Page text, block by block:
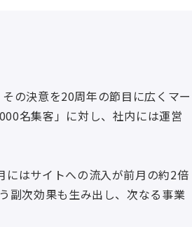
の決意を20周年の節目に広くマー
名集客」に対し、社内には運営
はサイトへの流入が前月の約2倍
副次効果も生み出し、次なる事業